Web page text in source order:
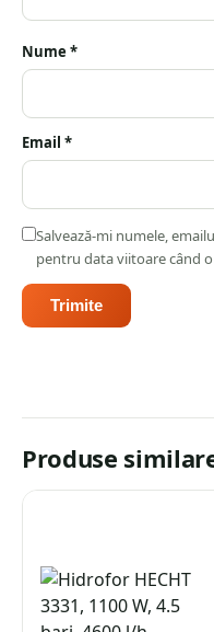
Nume *
Email *
Salvează-mi numele,
pentru data viitoare când
Produse